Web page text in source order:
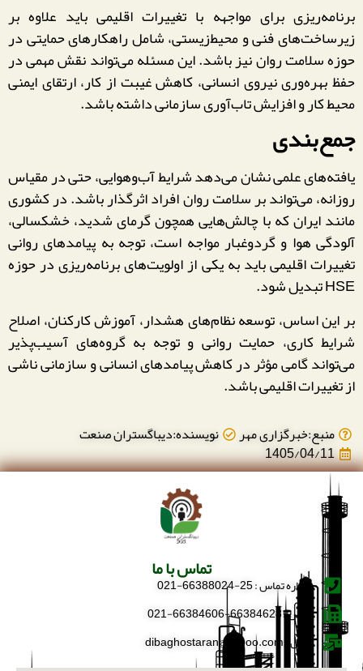
برنامه‌ریزی برای مواجهه با تغییرات اقلیمی باید علاوه بر
زیرساخت‌های فنی و محیط‌زیستی، شامل راهکارهای حمایتی در
حوزه سلامت روان نیز باشد. این مسئله می‌تواند نقش مهمی در
حفظ بهره‌وری نیروی انسانی، کاهش غیبت از کار، ارتقای ایمنی
محیط کار و افزایش تاب‌آوری سازمانی داشته باشد.
جمع‌بندی
یافته‌های علمی نشان می‌دهد شرایط آب‌وهوایی، حتی در مقیاس
روزانه، می‌تواند بر سلامت روان افراد اثرگذار باشد. در کشوری
مانند ایران که با چالش‌هایی همچون گرمای شدید، خشکسالی،
آلودگی هوا و گردوغبار مواجه است، توجه به پیامدهای روانی
تغییرات اقلیمی باید به یکی از اولویت‌های برنامه‌ریزی در حوزه
HSE تبدیل شود.
بر این اساس، توسعه نظام‌های هشدار، آموزش کارکنان، اصلاح
شرایط کاری، حمایت روانی و توجه به گروه‌های آسیب‌پذیر
می‌تواند گامی مؤثر در کاهش پیامدهای انسانی و سازمانی ناشی
از تغییرات اقلیمی باشد.
منبع:خبرگزاری مهر نویسنده:دیباگستران صنعت
1405/04/11
تماس با ما
شماره تماس : 25-66388024-021
فکس : 66384628-66384606-021
ایمیل : dibaghostaran@yahoo.com